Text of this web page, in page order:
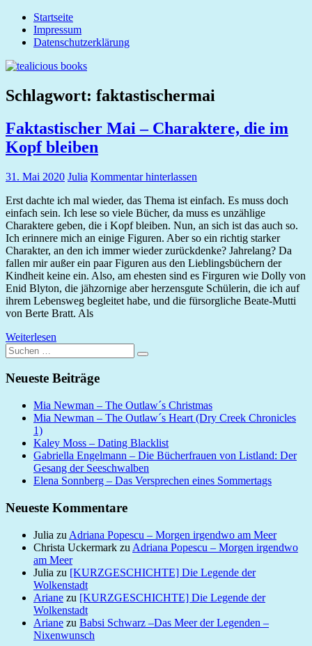
Zum
Inhalt
springen
tealicious
books
Startseite
Impressum
Datenschutzerklärung
Schlagwort: faktastischermai
Faktastischer Mai – Charaktere, die im
Kopf bleiben
31. Mai 2020 Julia Kommentar hinterlassen
Erst dachte ich mal wieder, das Thema ist einfach. Es muss doch
einfach sein. Ich lese so viele Bücher, da muss es unzählige
Charaktere geben, die i Kopf bleiben. Nun, an sich ist das auch so.
Ich erinnere mich an einige Figuren. Aber so ein richtig starker
Charakter, an den ich immer wieder zurückdenke? Jahrelang? Da
fallen mir außer ein paar Figuren aus den Lieblingsbüchern der
Kindheit keine ein. Also, am ehesten sind es Firguren wie Dolly von
Enid Blyton, die jähzornige aber herzensgute Schülerin, die ich auf
ihrem Lebensweg begleitet habe, und die fürsorgliche Beate-Mutti
von Berte Bratt. Als
Weiterlesen
Suchen
nach:
Suchen
Neueste Beiträge
Mia Newman – The Outlaw´s Christmas
Mia Newman – The Outlaw´s Heart (Dry Creek Chronicles
1)
Kaley Moss – Dating Blacklist
Gabriella Engelmann – Die Bücherfrauen von Listland: Der
Gesang der Seeschwalben
Elena Sonnberg – Das Versprechen eines Sommertags
Neueste Kommentare
Julia zu Adriana Popescu – Morgen irgendwo am Meer
Christa Uckermark zu Adriana Popescu – Morgen irgendwo
am Meer
Julia zu [KURZGESCHICHTE] Die Legende der
Wolkenstadt
Ariane zu [KURZGESCHICHTE] Die Legende der
Wolkenstadt
Ariane zu Babsi Schwarz –Das Meer der Legenden –
Nixenwunsch